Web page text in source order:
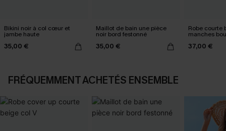
Bikini noir à col cœur et
jambe haute
35,00 €
Maillot de bain une pièce
noir bord festonné
35,00 €
Robe courte
manches
37,00 €
FRÉQUEMMENT ACHETÉS ENSEMBLE